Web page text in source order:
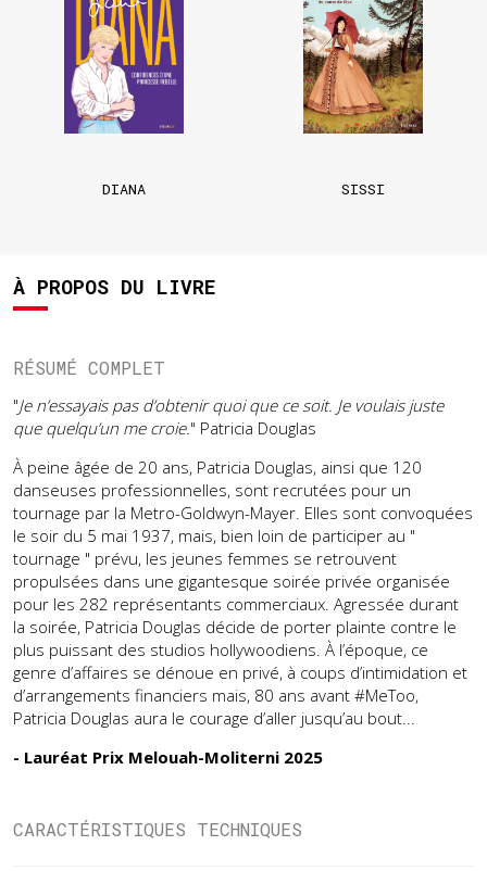
DIANA SISSI
À PROPOS DU LIVRE
RÉSUMÉ COMPLET
"Je n’essayais pas d’obtenir quoi que ce soit. Je voulais juste
que quelqu’un me croie." Patricia Douglas
À peine âgée de 20 ans, Patricia Douglas, ainsi que 120
danseuses professionnelles, sont recrutées pour un
tournage par la Metro-Goldwyn-Mayer. Elles sont convoquées
le soir du 5 mai 1937, mais, bien loin de participer au "
tournage " prévu, les jeunes femmes se retrouvent
propulsées dans une gigantesque soirée privée organisée
pour les 282 représentants commerciaux. Agressée durant
la soirée, Patricia Douglas décide de porter plainte contre le
plus puissant des studios hollywoodiens. À l’époque, ce
genre d’affaires se dénoue en privé, à coups d’intimidation et
d’arrangements financiers mais, 80 ans avant #MeToo,
Patricia Douglas aura le courage d’aller jusqu’au bout...
- Lauréat Prix Melouah-Moliterni 2025
CARACTÉRISTIQUES TECHNIQUES